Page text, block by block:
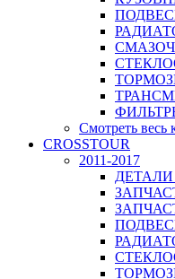
Смотреть весь
CROSSTOUR
2011-2017